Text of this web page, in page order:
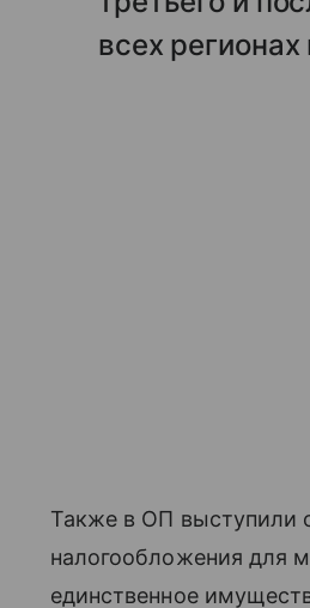
всех
Также в ОП выступили
налогообложения для
единственное